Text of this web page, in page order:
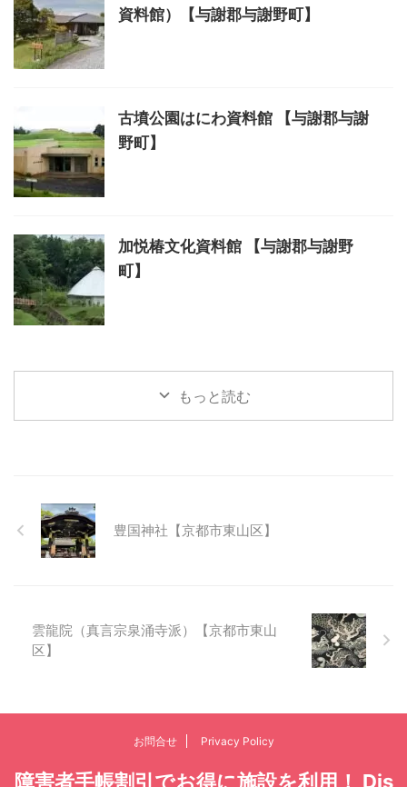
資料館）【与謝郡与謝野町】
古墳公園はにわ資料館 【与謝郡与謝
野町】
加悦椿文化資料館 【与謝郡与謝野
町】
もっと読む
豊国神社【京都市東山区】
雲龍院（真言宗泉涌寺派）【京都市東山
区】
お問合せ Privacy Policy
障害者手帳割引でお得に施設を利用！ Dis